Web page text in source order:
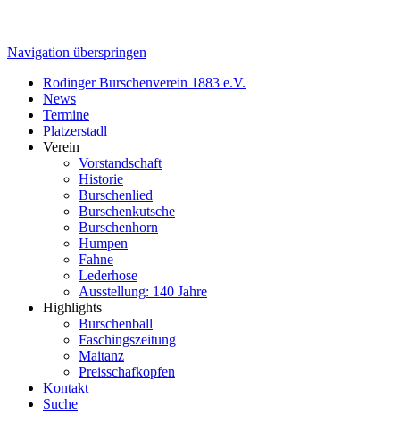
Navigation überspringen
Rodinger Burschenverein 1883 e.V.
News
Termine
Platzerstadl
Verein
Vorstandschaft
Historie
Burschenlied
Burschenkutsche
Burschenhorn
Humpen
Fahne
Lederhose
Ausstellung: 140 Jahre
Highlights
Burschenball
Faschingszeitung
Maitanz
Preisschafkopfen
Kontakt
Suche